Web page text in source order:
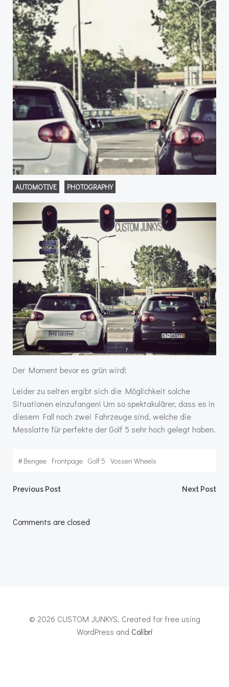
AUTOMOTIVE PHOTOGRAPHY
Der Moment bevor es grün wird!
Leider zu selten ergibt sich die Möglichkeit solche
Situationen einzufangen! Um so spektakulärer, dass es in
diesem Fall noch zwei Fahrzeuge sind, welche die
Messlatte für perfekte der Golf 5 sehr hoch gelegt haben.
#Bengee Frontpage Golf 5 Vossen Wheels
Post
navigation
Previous Post Next Post
Comments are closed
© 2026 CUSTOM JUNKYS. Created for free using
WordPress and Colibri